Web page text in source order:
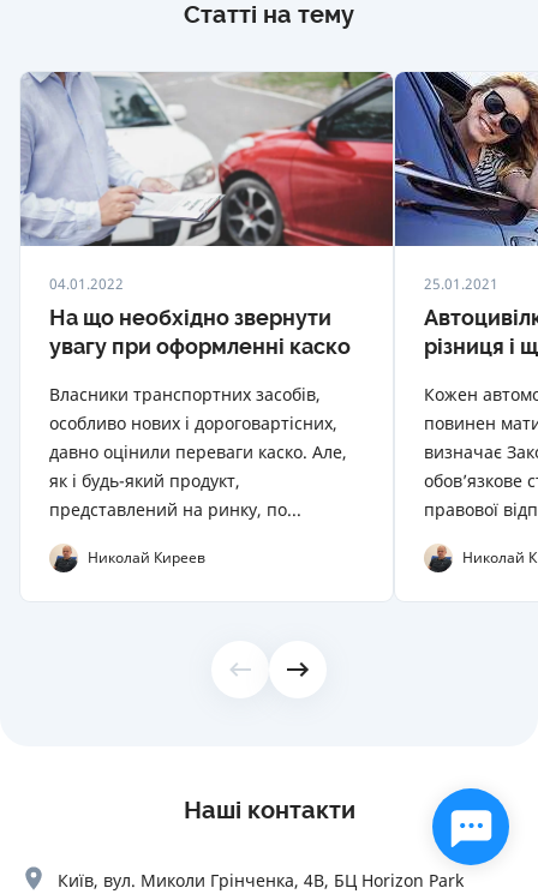
Статті на тему
04.01.2022
На що необхідно звернути
увагу при оформленні каско
Власники транспортних засобів,
особливо нових і дороговартісних,
давно оцінили переваги каско. Але,
як і будь-який продукт,
представлений на ринку, по...
Николай Киреев
25.01.2021
різниця і
Кожен
повинен
визначає
обов’язкове
правової
Николай
Наші контакти
Київ, вул. Миколи Грінченка, 4В, БЦ Horizon Park